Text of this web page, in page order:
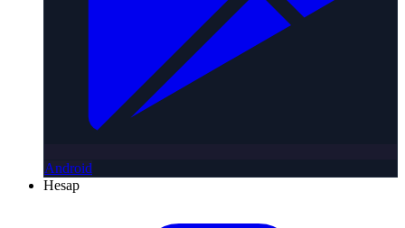
Android
Hesap